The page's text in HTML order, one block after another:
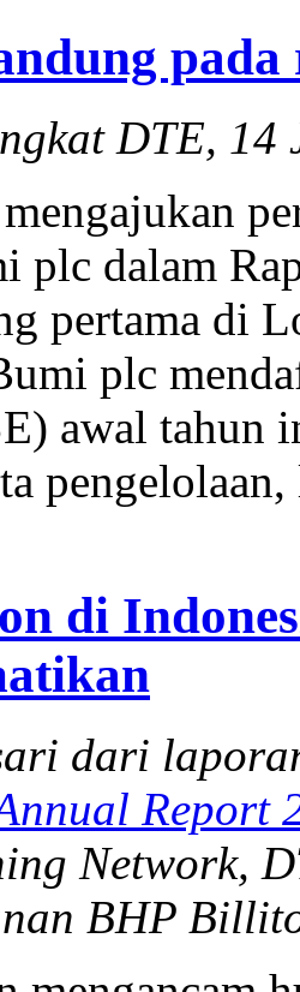
DTE, 14
plc dalam
pertama di
plc
awal tahun
di
dari
Report
Network,
BHP